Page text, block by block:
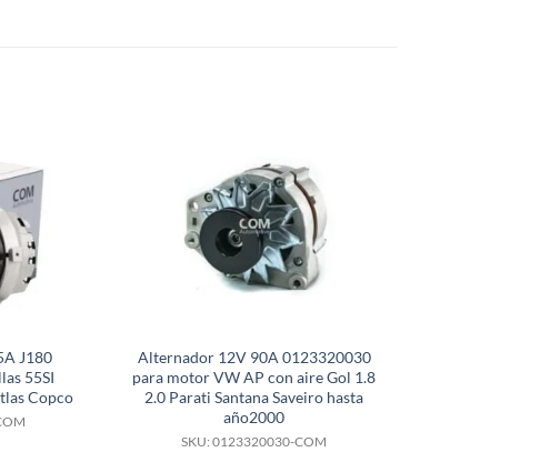
J180
55SI
Copco
Alternador 12V 90A 0123320030
para motor VW AP con aire Gol 1.8
2.0 Parati Santana Saveiro hasta
año2000
SKU: 0123320030-COM